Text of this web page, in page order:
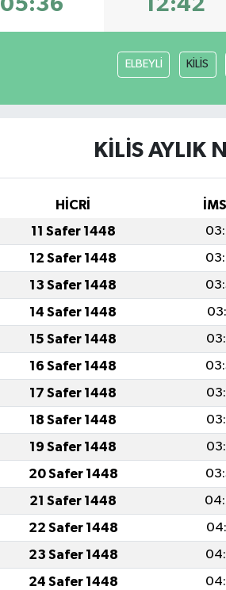
ELBEYLİ KİLİS
KİLİS AYLIK
HİCRİ
11 Safer 1448
12 Safer 1448
13 Safer 1448
14 Safer 1448
15 Safer 1448
16 Safer 1448
17 Safer 1448
18 Safer 1448
19 Safer 1448
20 Safer 1448
21 Safer 1448
22 Safer 1448
23 Safer 1448
24 Safer 1448